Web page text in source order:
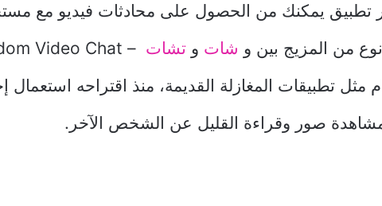
تطبيق يمكنك من الحصول على محادثات فيديو مع
من المزيج بين و شات و تشات
مثل تطبيقات المغازلة القديمة، منذ اقتراحه استعمال
صور وقراءة القليل عن الشخص الآخر.